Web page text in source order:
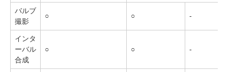
バルブ
撮影
○ ○ -
インタ
ーバル
合成
○ ○ -